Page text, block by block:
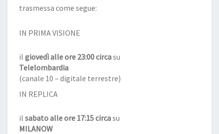
trasmessa come segue:
IN PRIMA VISIONE
il giovedì alle ore 23:00 circasu
Telelombardia
(canale 10 – digitale terrestre)
IN REPLICA
il sabato alle ore 17:15 circasu
MILANOW